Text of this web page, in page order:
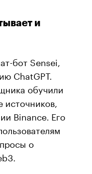
и
бот Sensei,
ChatGPT.
обучили
Binance. Его
о